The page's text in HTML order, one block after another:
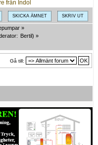
SKICKA ÄMNET SKRIV UT
»
Bertil) »
Gå till: